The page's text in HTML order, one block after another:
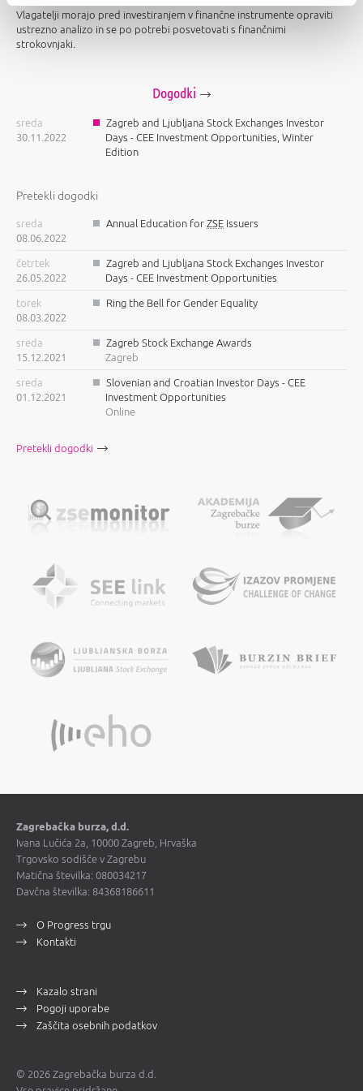
Vlagatelji morajo pred investiranjem v finančne instrumente opraviti
ustrezno analizo in se po potrebi posvetovati s finančnimi
strokovnjaki.
Dogodki
sreda
30.11.2022
Zagreb and Ljubljana Stock Exchanges Investor
Days - CEE Investment Opportunities, Winter
Edition
Pretekli dogodki
sreda
08.06.2022
Annual Education for ZSE Issuers
četrtek
26.05.2022
Zagreb and Ljubljana Stock Exchanges Investor
Days - CEE Investment Opportunities
torek
08.03.2022
Ring the Bell for Gender Equality
sreda
15.12.2021
Zagreb Stock Exchange Awards
Zagreb
sreda
01.12.2021
Slovenian and Croatian Investor Days - CEE
Investment Opportunities
Online
Pretekli dogodki
Zagrebačka burza, d.d.
Ivana Lučića 2a, 10000 Zagreb, Hrvaška
Trgovsko sodišče v Zagrebu
Matična številka: 080034217
Davčna številka: 84368186611
O Progress trgu
Kontakti
Kazalo strani
Pogoji uporabe
Zaščita osebnih podatkov
© 2026 Zagrebačka burza d.d.